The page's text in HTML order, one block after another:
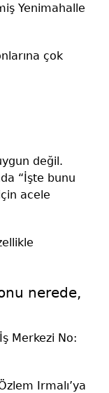
Yenimahalle
çok
değil.
“İşte bunu
acele
nerede,
Merkezi No:
Irmalı’ya